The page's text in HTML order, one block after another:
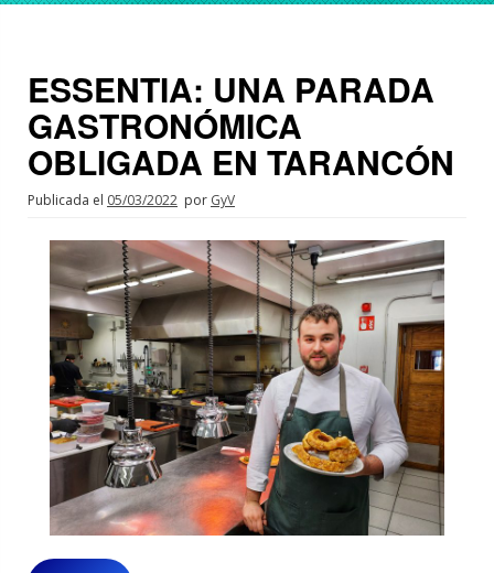
ESSENTIA: UNA PARADA
GASTRONÓMICA
OBLIGADA EN TARANCÓN
Publicada el 05/03/2022 por GyV